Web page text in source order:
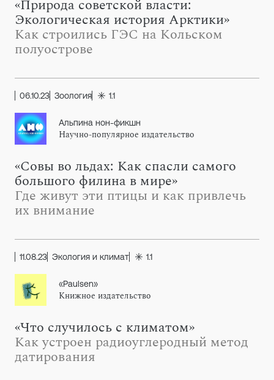
«Природа советской власти:
Экологическая история Арктики»
Как строились ГЭС на Кольском
полуострове
06.10.23 Зоология 1.1
Альпина нон-фикшн
Научно-популярное издательство
«Совы во льдах: Как спасли самого
большого филина в мире»
Где живут эти птицы и как привлечь
их внимание
11.08.23 Экология и климат 1.1
«Paulsen»
Книжное издательство
«Что случилось с климатом»
Как устроен радиоуглеродный метод
датирования